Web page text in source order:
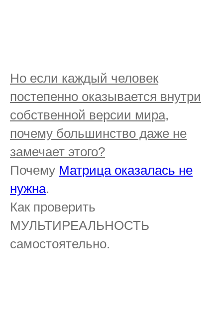
Но если каждый человек
постепенно оказывается внутри
собственной версии мира,
почему большинство даже не
замечает этого?
Почему Матрица оказалась не
нужна.
Как проверить
МУЛЬТИРЕАЛЬНОСТЬ
самостоятельно.